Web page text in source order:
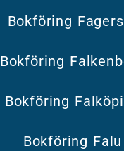
Bokföring
Bokföring
Bokföring
Bokföring Falu